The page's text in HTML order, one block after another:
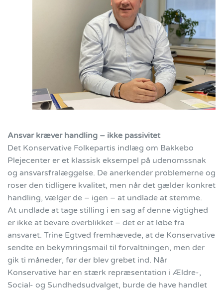
Ansvar kræver handling – ikke passivitet
Det Konservative Folkepartis indlæg om Bakkebo
Plejecenter er et klassisk eksempel på udenomssnak
og ansvarsfralæggelse. De anerkender problemerne og
roser den tidligere kvalitet, men når det gælder konkret
handling, vælger de – igen – at undlade at stemme.
At undlade at tage stilling i en sag af denne vigtighed
er ikke at bevare overblikket – det er at løbe fra
ansvaret. Trine Egtved fremhævede, at de Konservative
sendte en bekymringsmail til forvaltningen, men der
gik ti måneder, før der blev grebet ind. Når
Konservative har en stærk repræsentation i Ældre-,
Social- og Sundhedsudvalget, burde de have handlet